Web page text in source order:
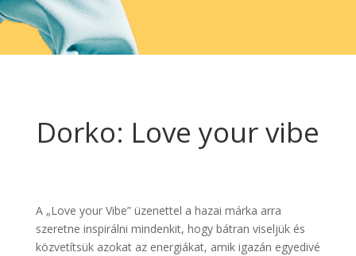
Dorko: Love your vibe
A „Love your Vibe” üzenettel a hazai márka arra
szeretne inspirálni mindenkit, hogy bátran viseljük és
közvetítsük azokat az energiákat, amik igazán egyedivé